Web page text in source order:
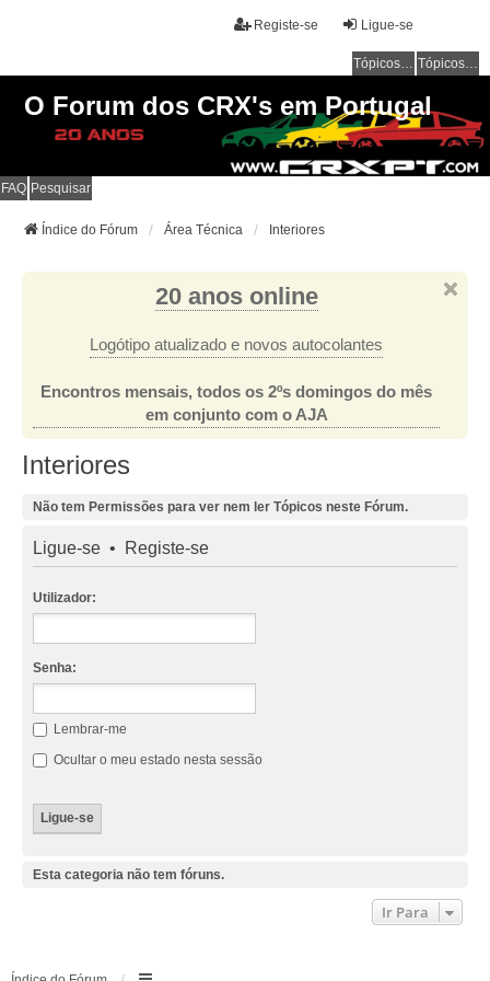
Ligue-se
Registe-se
Tópicos sem resposta Tópicos ativos
O Forum dos CRX's em Portugal
FAQ Pesquisar
Índice do Fórum Área Técnica Interiores
20 anos online
Logótipo atualizado e novos autocolantes
Encontros mensais, todos os 2ºs domingos do mês
em conjunto com o AJA
Interiores
Não tem Permissões para ver nem ler Tópicos neste Fórum.
Ligue-se • Registe-se
Utilizador:
Senha:
Lembrar-me
Ocultar o meu estado nesta sessão
Esta categoria não tem fóruns.
Ir Para